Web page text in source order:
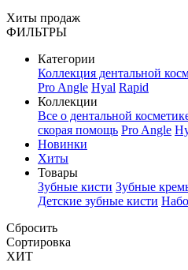
Хиты продаж
ФИЛЬТРЫ
Категории
Коллекция дентальной
Pro Angle Hyal Rapid
Коллекции
Все о дентальной
скорая помощь Pro Angle
Новинки
Хиты
Товары
Зубные кисти Зубные
Детские зубные кисти
Сбросить
Сортировка
ХИТ